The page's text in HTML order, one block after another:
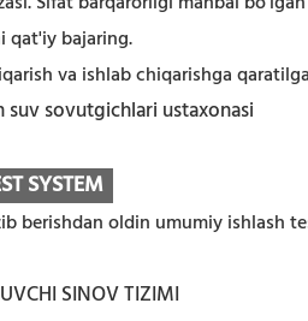
qat'iy bajaring.
va ishlab chiqarishga
SYSTEM
oldin umumiy ishlash